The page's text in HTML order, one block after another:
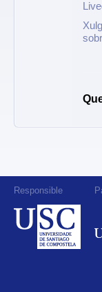
Responsible